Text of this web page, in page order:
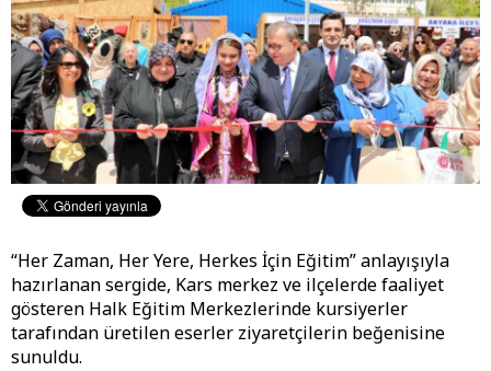
“Her Zaman, Her Yere, Herkes İçin Eğitim” anlayışıyla
hazırlanan sergide, Kars merkez ve ilçelerde faaliyet
gösteren Halk Eğitim Merkezlerinde kursiyerler
tarafından üretilen eserler ziyaretçilerin beğenisine
sunuldu.